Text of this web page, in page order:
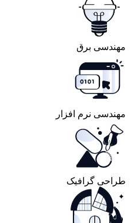
مهندسی برق
مهندسی نرم افزار
طراحی گرافیک